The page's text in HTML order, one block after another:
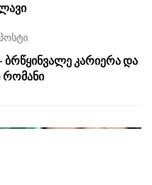
ბრწყინვალე კარიერა და